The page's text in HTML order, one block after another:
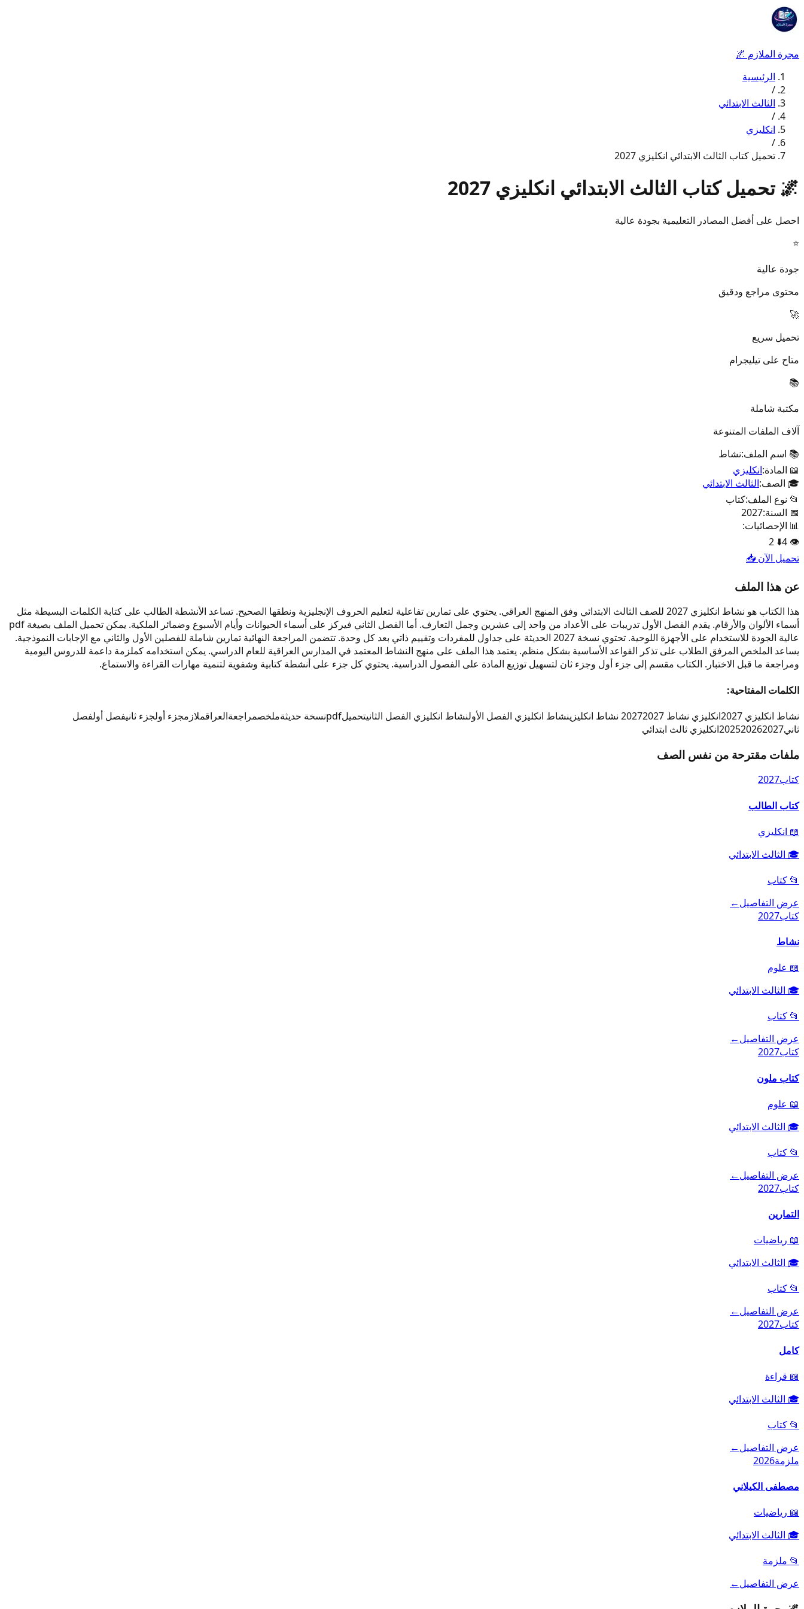
مجرة الملازم 🌌
الرئيسية
/
الثالث الابتدائي
/
انكليزي
/
تحميل كتاب الثالث الابتدائي انكليزي 2027
🌌 تحميل كتاب الثالث الابتدائي انكليزي 2027
احصل على أفضل المصادر التعليمية بجودة عالية
⭐
جودة عالية
محتوى مراجع ودقيق
🚀
تحميل سريع
متاح على تيليجرام
📚
مكتبة شاملة
آلاف الملفات المتنوعة
📚 اسم الملف:نشاط
📖 المادة:انكليزي
🎓 الصف:الثالث الابتدائي
📂 نوع الملف:كتاب
📅 السنة:2027
📊 الإحصائيات:
👁️
4
⬇️
2
تحميل الآن 📥
عن هذا الملف
هذا الكتاب هو نشاط انكليزي 2027 للصف الثالث الابتدائي وفق المنهج العراقي. يحتوي على تمارين تفاعلية لتعليم الحروف الإنجليزية ونطقها الصحيح. تساعد الأنشطة الطالب على كتابة الكلمات البسيطة مثل
أسماء الألوان والأرقام. يقدم الفصل الأول تدريبات على الأعداد من واحد إلى عشرين وجمل التعارف. أما الفصل الثاني فيركز على أسماء الحيوانات وأيام الأسبوع وضمائر الملكية. يمكن تحميل الملف بصيغة pdf
عالية الجودة للاستخدام على الأجهزة اللوحية. تحتوي نسخة 2027 الحديثة على جداول للمفردات وتقييم ذاتي بعد كل وحدة. تتضمن المراجعة النهائية تمارين شاملة للفصلين الأول والثاني مع الإجابات النموذجية.
يساعد الملخص المرفق الطلاب على تذكر القواعد الأساسية بشكل منظم. يعتمد هذا الملف على منهج النشاط المعتمد في المدارس العراقية للعام الدراسي. يمكن استخدامه كملزمة داعمة للدروس اليومية
ومراجعة ما قبل الاختبار. الكتاب مقسم إلى جزء أول وجزء ثان لتسهيل توزيع المادة على الفصول الدراسية. يحتوي كل جزء على أنشطة كتابية وشفوية لتنمية مهارات القراءة والاستماع.
الكلمات المفتاحية:
نشاط انكليزي 2027
انكليزي نشاط 2027 2027 نشاط انكليزي نشاط انكليزي الفصل الأولنشاط انكليزي الفصل الثانيتحميلpdfنسخة حديثةملخصمراجعةالعراقملازمجزء أولجزء ثانيفصل أولفصل
ثاني
202520262027 انكليزي ثالث ابتدائي
ملفات مقترحة من نفس الصف
كتاب2027
كتاب الطالب
📖 انكليزي
🎓 الثالث الابتدائي
📂 كتاب
عرض التفاصيل←
كتاب2027
نشاط
📖 علوم
🎓 الثالث الابتدائي
📂 كتاب
عرض التفاصيل←
كتاب2027
كتاب ملون
📖 علوم
🎓 الثالث الابتدائي
📂 كتاب
عرض التفاصيل←
كتاب2027
التمارين
📖 رياضيات
🎓 الثالث الابتدائي
📂 كتاب
عرض التفاصيل←
كتاب2027
كامل
📖 قراءة
🎓 الثالث الابتدائي
📂 كتاب
عرض التفاصيل←
ملزمة2026
مصطفى الكيلاني
📖 رياضيات
🎓 الثالث الابتدائي
📂 ملزمة
عرض التفاصيل←